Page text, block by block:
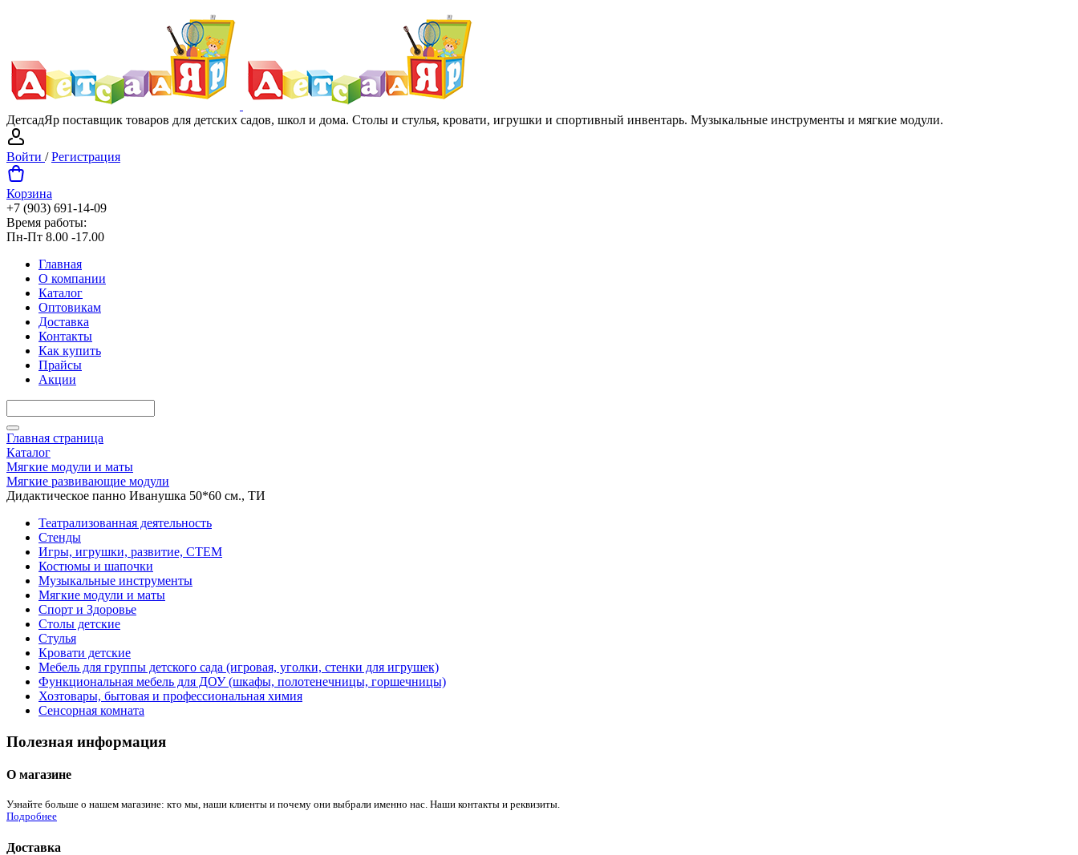
ДетсадЯр поставщик товаров для детских садов, школ и дома. Столы и стулья, кровати, игрушки и спортивный инвентарь. Музыкальные инструменты и мягкие модули.
Войти /Регистрация
Корзина
+7 (903) 691-14-09
Время работы:
Пн-Пт 8.00 -17.00
Главная
О компании
Каталог
Оптовикам
Доставка
Контакты
Как купить
Прайсы
Акции
Главная страница
Каталог
Мягкие модули и маты
Мягкие развивающие модули
Дидактическое панно Иванушка 50*60 см., ТИ
Театрализованная деятельность
Стенды
Игры, игрушки, развитие, СТЕМ
Костюмы и шапочки
Музыкальные инструменты
Мягкие модули и маты
Спорт и Здоровье
Столы детские
Стулья
Кровати детские
Мебель для группы детского сада (игровая, уголки, стенки для игрушек)
Функциональная мебель для ДОУ (шкафы, полотенечницы, горшечницы)
Хозтовары, бытовая и профессиональная химия
Сенсорная комната
Полезная информация
О магазине
Узнайте больше о нашем магазине: кто мы, наши клиенты и почему они выбрали именно нас. Наши контакты и реквизиты.
Подробнее
Доставка